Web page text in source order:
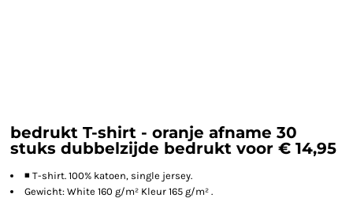
bedrukt T-shirt - oranje afname 30
stuks dubbelzijde bedrukt voor € 14,95
◾ T-shirt. 100% katoen, single jersey.
Gewicht: White 160 g/m² Kleur 165 g/m² .